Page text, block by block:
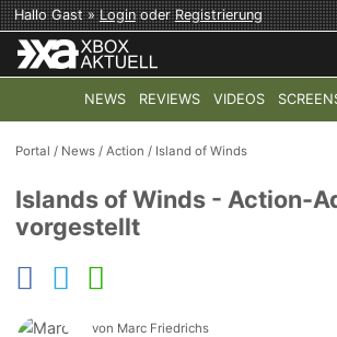
Hallo Gast »LoginoderRegistrierung
NEWS REVIEWS VIDEOS
TOP-THEMEN: COD: MODERN WARFARE
Portal / News /Action / Island of Winds
Islands of Winds - Action-
vorgestellt
von Marc Friedrichs